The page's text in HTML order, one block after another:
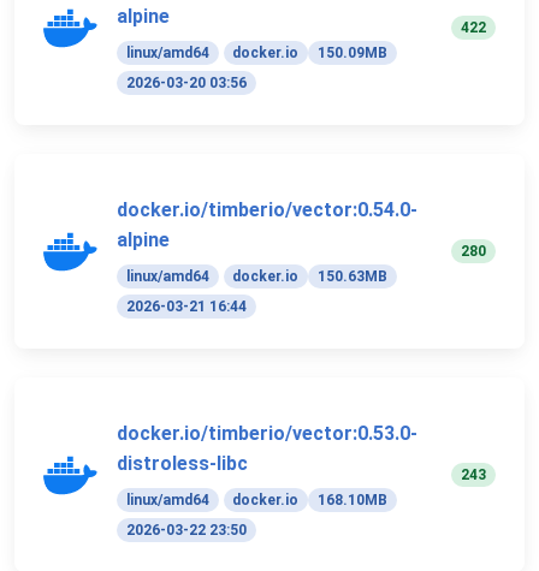
alpine
linux/amd64 docker.io
150.09MB
2026-03-20 03:56
422
docker.io/timberio/vector:0.54.0-
alpine
linux/amd64 docker.io
150.63MB
2026-03-21 16:44
280
docker.io/timberio/vector:0.53.0-
distroless-libc
linux/amd64 docker.io
168.10MB
2026-03-22 23:50
243